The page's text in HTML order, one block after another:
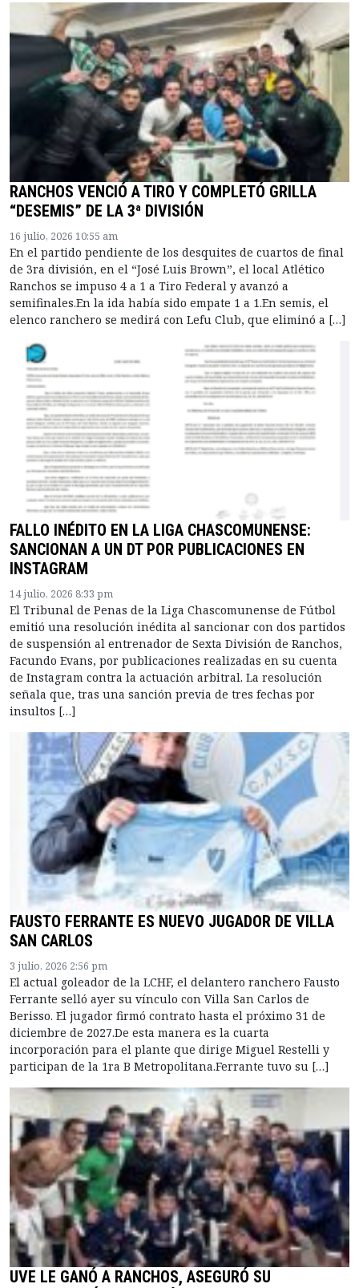
RANCHOS VENCIÓ A TIRO Y COMPLETÓ GRILLA
“DESEMIS” DE LA 3ª DIVISIÓN
16 julio, 2026 10:55 am
En el partido pendiente de los desquites de cuartos de final
de 3ra división, en el “José Luis Brown”, el local Atlético
Ranchos se impuso 4 a 1 a Tiro Federal y avanzó a
semifinales.En la ida había sido empate 1 a 1.En semis, el
elenco ranchero se medirá con Lefu Club, que eliminó a […]
FALLO INÉDITO EN LA LIGA CHASCOMUNENSE:
SANCIONAN A UN DT POR PUBLICACIONES EN
INSTAGRAM
14 julio, 2026 8:33 pm
El Tribunal de Penas de la Liga Chascomunense de Fútbol
emitió una resolución inédita al sancionar con dos partidos
de suspensión al entrenador de Sexta División de Ranchos,
Facundo Evans, por publicaciones realizadas en su cuenta
de Instagram contra la actuación arbitral. La resolución
señala que, tras una sanción previa de tres fechas por
insultos […]
FAUSTO FERRANTE ES NUEVO JUGADOR DE VILLA
SAN CARLOS
3 julio, 2026 2:56 pm
El actual goleador de la LCHF, el delantero ranchero Fausto
Ferrante selló ayer su vínculo con Villa San Carlos de
Berisso. El jugador firmó contrato hasta el próximo 31 de
diciembre de 2027.De esta manera es la cuarta
incorporación para el plante que dirige Miguel Restelli y
participan de la 1ra B Metropolitana.Ferrante tuvo su […]
UVE LE GANÓ A RANCHOS, ASEGURÓ SU